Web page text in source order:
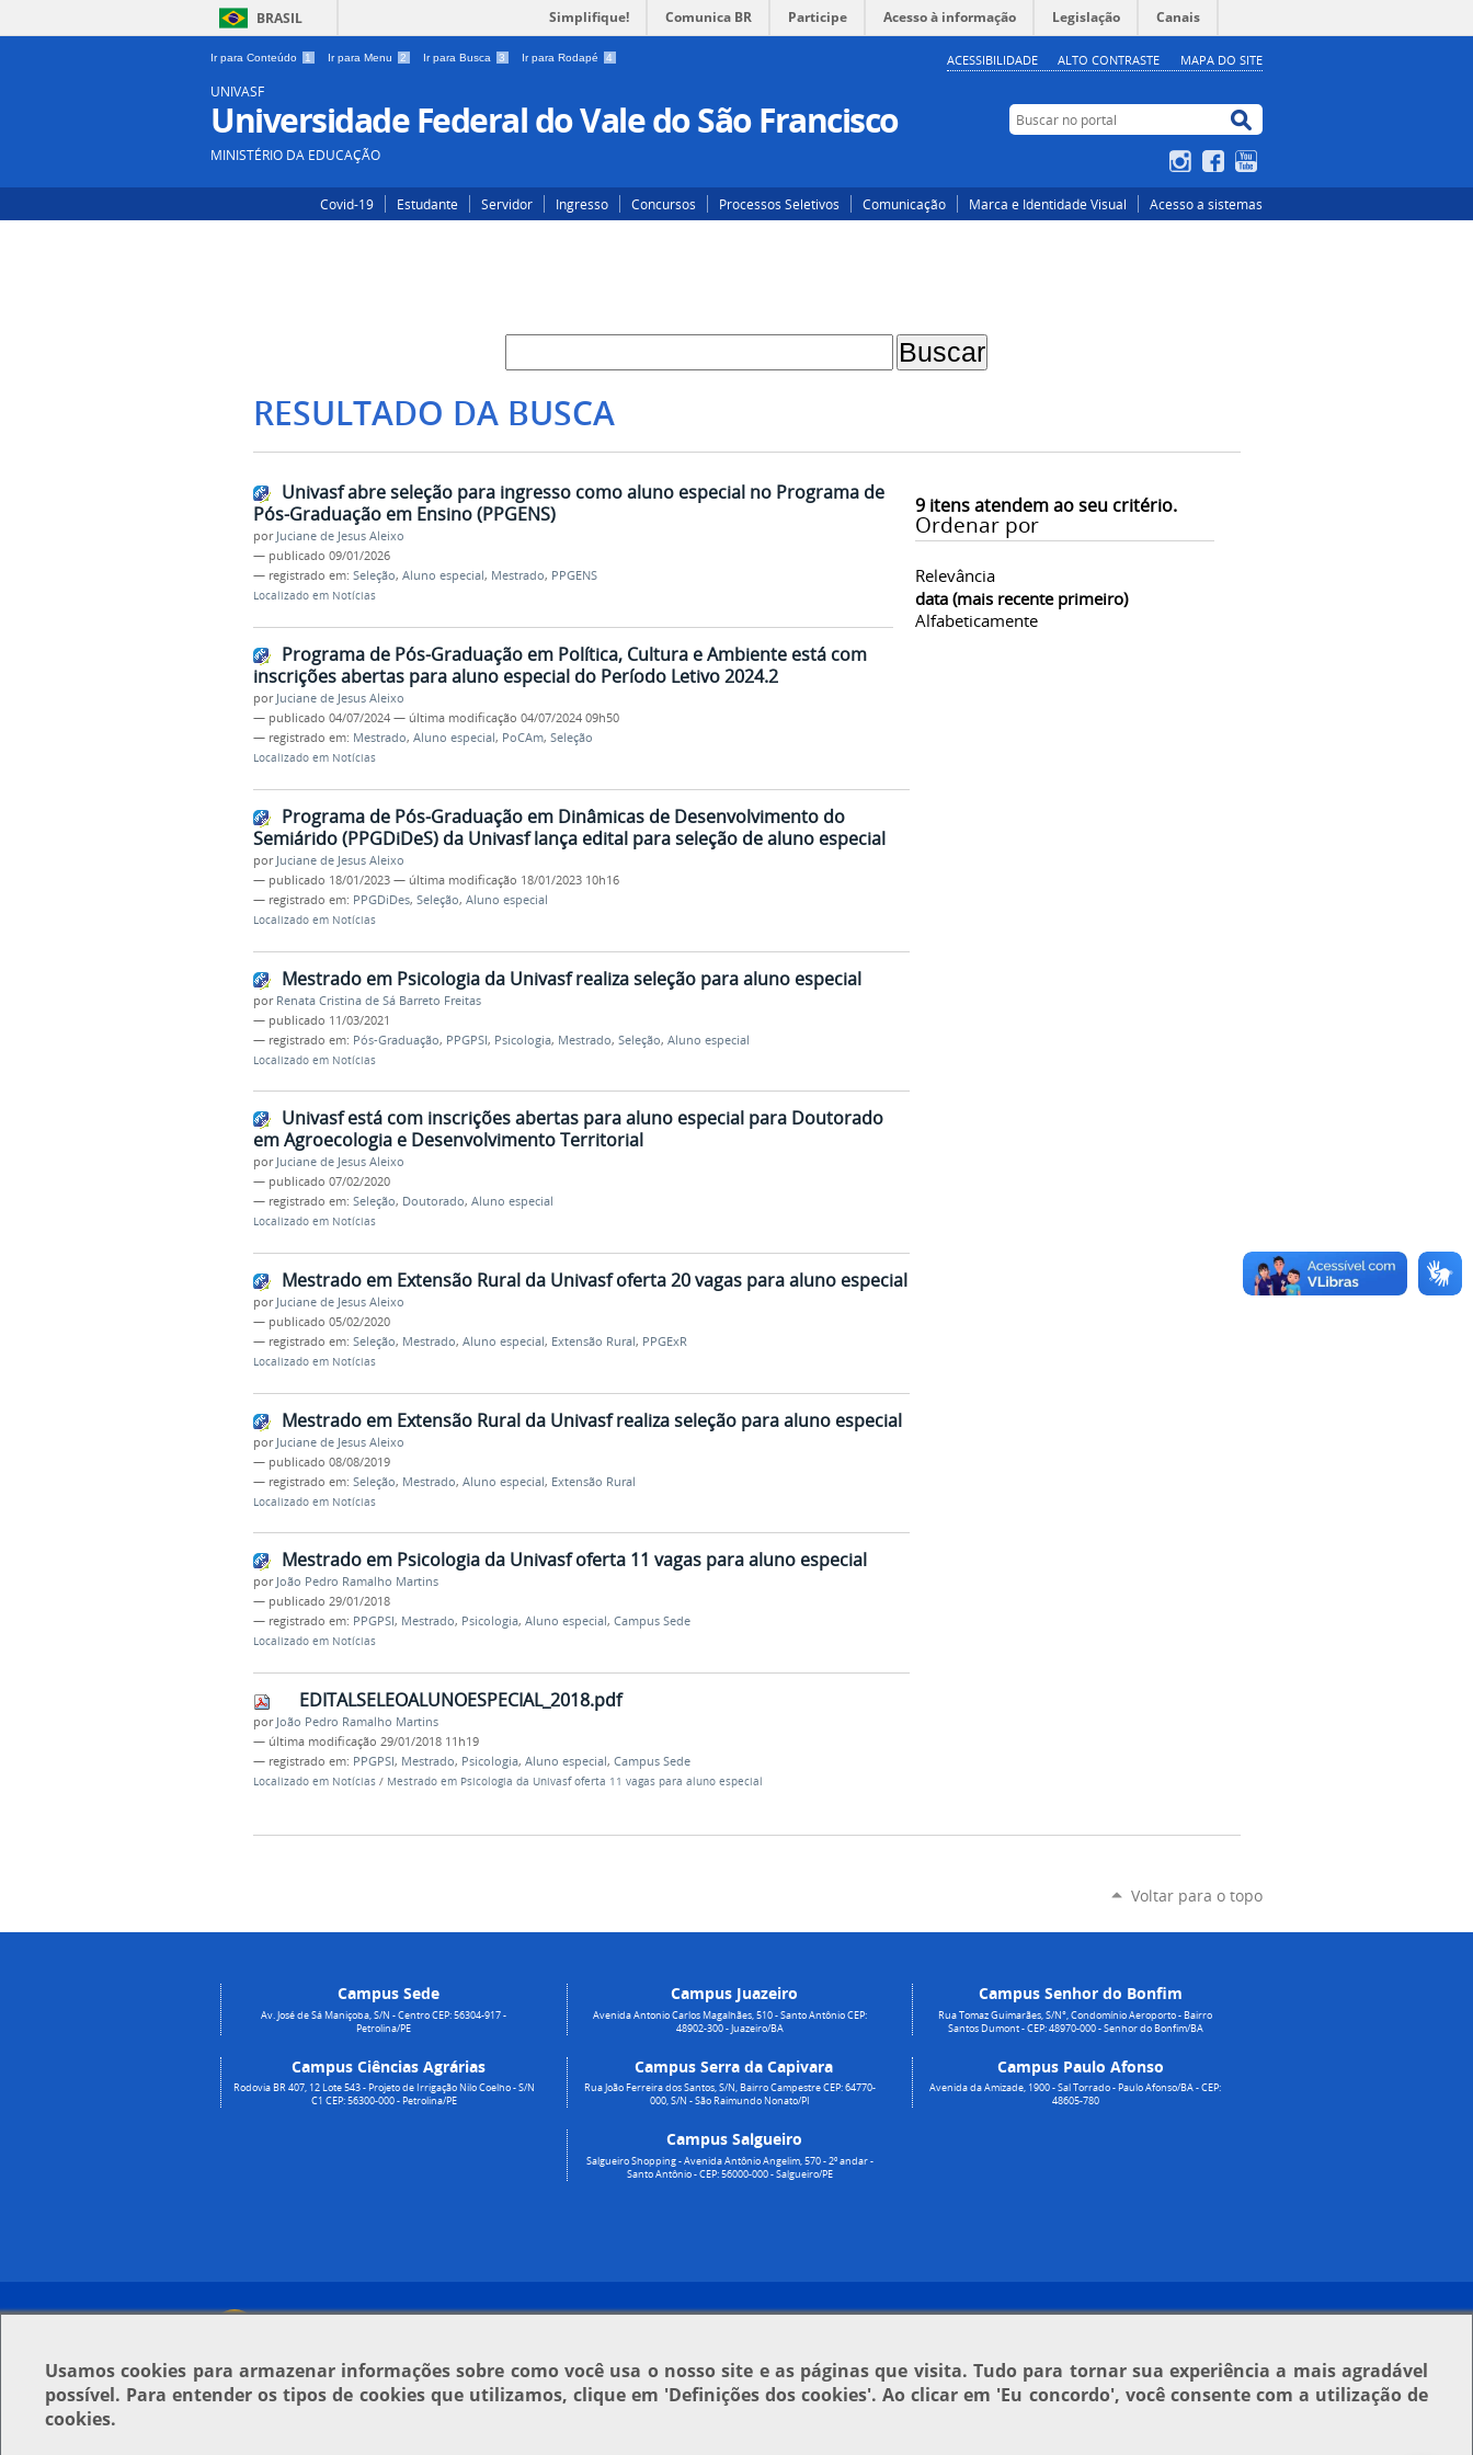
BRASIL Simplifique! Comunica BR Participe Acesso à informação Legislação Canais
Ir para Conteúdo 1 Ir para Menu 2 Ir para Busca 3 Ir para Rodapé 4 ACESSIBILIDADE ALTO CONTRASTE MAPA DO SITE
UNIVASF
Universidade Federal do Vale do São Francisco
MINISTÉRIO DA EDUCAÇÃO
Buscar no portal
Buscar no portal
InstagramFacebook
Covid-19 Estudante Servidor Ingresso Concursos Processos Seletivos Comunicação Marca e Identidade Visual Acesso a sistemas
RESULTADO DA BUSCA
9itens atendem ao seu critério.
Ordenar por
Relevância
data (mais recente primeiro)
Alfabeticamente
Univasf abre seleção para ingresso como aluno especial no Programa de
Pós-Graduação em Ensino (PPGENS)
por Juciane de Jesus Aleixo
— publicado 09/01/2026
— registrado em: Seleção, Aluno especial, Mestrado, PPGENS
Localizado em Notícias
Programa de Pós-Graduação em Política, Cultura e Ambiente está com
inscrições abertas para aluno especial do Período Letivo 2024.2
por Juciane de Jesus Aleixo
— publicado 04/07/2024 — última modificação 04/07/2024 09h50
— registrado em: Mestrado, Aluno especial, PoCAm, Seleção
Localizado em Notícias
Programa de Pós-Graduação em Dinâmicas de Desenvolvimento do
Semiárido (PPGDiDeS) da Univasf lança edital para seleção de aluno especial
por Juciane de Jesus Aleixo
— publicado 18/01/2023 — última modificação 18/01/2023 10h16
— registrado em: PPGDiDes, Seleção, Aluno especial
Localizado em Notícias
Mestrado em Psicologia da Univasf realiza seleção para aluno especial
por Renata Cristina de Sá Barreto Freitas
— publicado 11/03/2021
— registrado em: Pós-Graduação, PPGPSI, Psicologia, Mestrado, Seleção, Aluno especial
Localizado em Notícias
Univasf está com inscrições abertas para aluno especial para Doutorado
em Agroecologia e Desenvolvimento Territorial
por Juciane de Jesus Aleixo
— publicado 07/02/2020
— registrado em: Seleção, Doutorado, Aluno especial
Localizado em Notícias
Mestrado em Extensão Rural da Univasf oferta 20 vagas para aluno especial
por Juciane de Jesus Aleixo
— publicado 05/02/2020
— registrado em: Seleção, Mestrado, Aluno especial, Extensão Rural, PPGExR
Localizado em Notícias
Mestrado em Extensão Rural da Univasf realiza seleção para aluno especial
por Juciane de Jesus Aleixo
— publicado 08/08/2019
— registrado em: Seleção, Mestrado, Aluno especial, Extensão Rural
Localizado em Notícias
Mestrado em Psicologia da Univasf oferta 11 vagas para aluno especial
por João Pedro Ramalho Martins
— publicado 29/01/2018
— registrado em: PPGPSI, Mestrado, Psicologia, Aluno especial, Campus Sede
Localizado em Notícias
EDITALSELEOALUNOESPECIAL_2018.pdf
por João Pedro Ramalho Martins
— última modificação 29/01/2018 11h19
— registrado em: PPGPSI, Mestrado, Psicologia, Aluno especial, Campus Sede
Localizado em Notícias / Mestrado em Psicologia da Univasf oferta 11 vagas para aluno especial
Voltar para o topo
Campus Sede
Av. José de Sá Maniçoba, S/N - Centro CEP: 56304-917 -
Petrolina/PE
Campus Ciências Agrárias
Rodovia BR 407, 12 Lote 543 - Projeto de Irrigação Nilo Coelho - S/N
C1 CEP: 56300-000 - Petrolina/PE
Campus Juazeiro
Avenida Antonio Carlos Magalhães, 510 - Santo Antônio CEP:
48902-300 - Juazeiro/BA
Campus Serra da Capivara
Rua João Ferreira dos Santos, S/N, Bairro Campestre CEP: 64770-
000, S/N - São Raimundo Nonato/PI
Campus Salgueiro
Salgueiro Shopping - Avenida Antônio Angelim, 570 - 2º andar -
Santo Antônio - CEP: 56000-000 - Salgueiro/PE
Campus Senhor do Bonfim
Rua Tomaz Guimarães, S/N°, Condomínio Aeroporto - Bairro
Santos Dumont - CEP: 48970-000 - Senhor do Bonfim/BA
Campus Paulo Afonso
Avenida da Amizade, 1900 - Sal Torrado - Paulo Afonso/BA - CEP:
48605-780
Usamoscookies para armazenar informações sobre como você usa o nosso site e as páginas que visita. Tudo para tornar sua experiência a mais agradável
possível. Para entender os tipos de cookies que utilizamos, clique em 'Definições dos cookies'. Ao clicar em 'Eu concordo', você consente com a utilização de
cookies.